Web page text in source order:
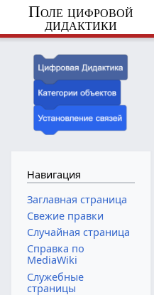
Поле цифровой
дидактики
Навигация
Заглавная страница
Свежие правки
Случайная страница
Справка по
MediaWiki
Служебные
страницы